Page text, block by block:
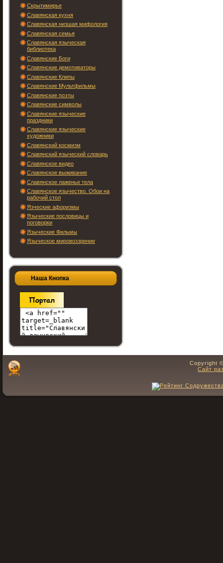
Скрытимирье
Славянская кухня
Славянская низшая мифология
Славянская семья
Славянская языческая
библиотека
Славянские Боги
Славянские демотиваторы
Славянские Клипы
Славянские Мультфильмы
Славянские поэты
Славянские символы
Славянские языческие
праздники
Славянские языческие
художники
Славянский космизм
Славянский языческий словарь
Славянское видео
Славянское выживание
Славянское лаженье тела
Славянское язычество. Обои на
рабочий стол
Язческие афоризмы
Языческие пословицы и
поговорки
Языческие Фильмы
Языческое мировоззрение
Наша Кнопка
Copyright
Сайт